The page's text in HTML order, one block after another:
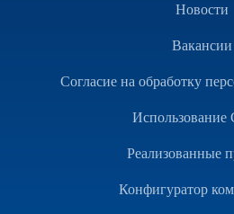
Новости
Вакансии
Согласие на обработку
Использование
Реализованные
Конфигуратор